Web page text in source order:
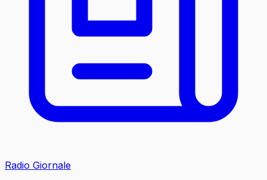
Radio Giornale